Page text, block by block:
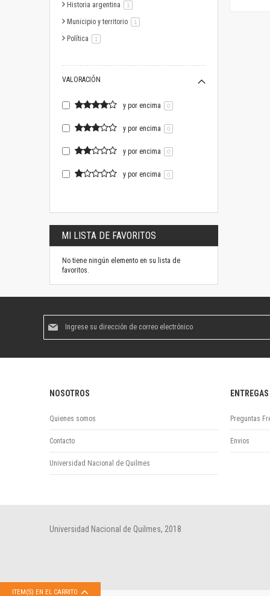
Historia argentina 1
Municipio y territorio 1
Política 1
VALORACIÓN
y por encima 0
y por encima 0
y por encima 0
y por encima 0
MI LISTA DE FAVORITOS
No tiene ningún elemento en su lista de
favoritos.
boletín
NOSOTROS
Quienes somos
Contacto
Universidad Nacional de Quilmes
ENTREGAS
Preguntas
Envios
Universidad Nacional de Quilmes, 2018
ITEM(S) EN EL CARRITO